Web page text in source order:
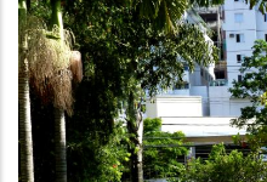
navegação